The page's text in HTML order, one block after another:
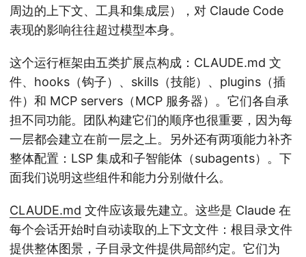
周边的上下文、工具和集成层），对 Claude Code
表现的影响往往超过模型本身。
这个运行框架由五类扩展点构成：CLAUDE.md 文
件、hooks（钩子）、skills（技能）、plugins（插
件）和 MCP servers（MCP 服务器）。它们各自承
担不同功能。团队构建它们的顺序也很重要，因为每
一层都会建立在前一层之上。另外还有两项能力补齐
整体配置：LSP 集成和子智能体（subagents）。下
面我们说明这些组件和能力分别做什么。
CLAUDE.md 文件应该最先建立。这些是 Claude 在
每个会话开始时自动读取的上下文文件：根目录文件
提供整体图景，子目录文件提供局部约定。它们为